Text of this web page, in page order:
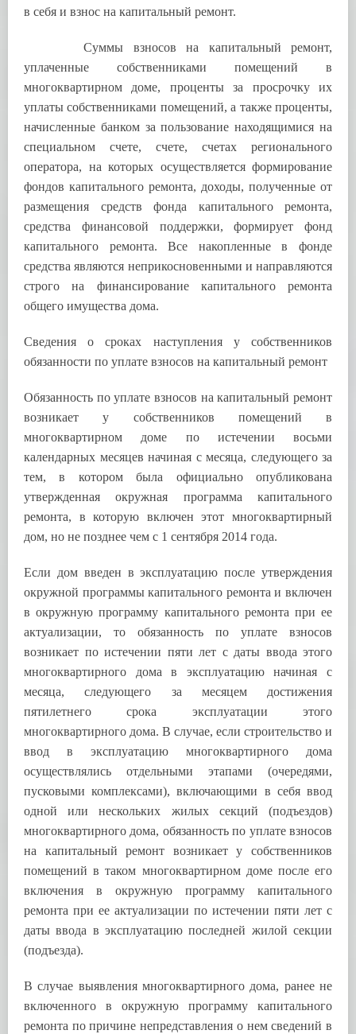
в себя и взнос на капитальный ремонт.
Суммы взносов на капитальный ремонт,
уплаченные собственниками помещений в
многоквартирном доме, проценты за просрочку их
уплаты собственниками помещений, а также проценты,
начисленные банком за пользование находящимися на
специальном счете, счете, счетах регионального
оператора, на которых осуществляется формирование
фондов капитального ремонта, доходы, полученные от
размещения средств фонда капитального ремонта,
средства финансовой поддержки, формирует фонд
капитального ремонта. Все накопленные в фонде
средства являются неприкосновенными и направляются
строго на финансирование капитального ремонта
общего имущества дома.
Сведения о сроках наступления у собственников
обязанности по уплате взносов на капитальный ремонт
Обязанность по уплате взносов на капитальный ремонт
возникает у собственников помещений в
многоквартирном доме по истечении восьми
календарных месяцев начиная с месяца, следующего за
тем, в котором была официально опубликована
утвержденная окружная программа капитального
ремонта, в которую включен этот многоквартирный
дом, но не позднее чем с 1 сентября 2014 года.
Если дом введен в эксплуатацию после утверждения
окружной программы капитального ремонта и включен
в окружную программу капитального ремонта при ее
актуализации, то обязанность по уплате взносов
возникает по истечении пяти лет с даты ввода этого
многоквартирного дома в эксплуатацию начиная с
месяца, следующего за месяцем достижения
пятилетнего срока эксплуатации этого
многоквартирного дома. В случае, если строительство и
ввод в эксплуатацию многоквартирного дома
осуществлялись отдельными этапами (очередями,
пусковыми комплексами), включающими в себя ввод
одной или нескольких жилых секций (подъездов)
многоквартирного дома, обязанность по уплате взносов
на капитальный ремонт возникает у собственников
помещений в таком многоквартирном доме после его
включения в окружную программу капитального
ремонта при ее актуализации по истечении пяти лет с
даты ввода в эксплуатацию последней жилой секции
(подъезда).
В случае выявления многоквартирного дома, ранее не
включенного в окружную программу капитального
ремонта по причине непредставления о нем сведений в